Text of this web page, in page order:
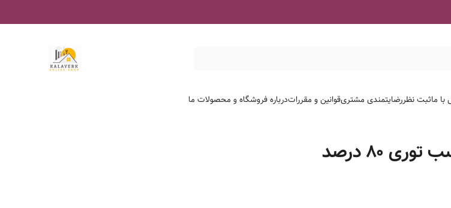
ماثبت نظررضایتمندی مشتریقوانین و مقرراتدرباره فروشگاه و محصولات ما
۸۰ درصد